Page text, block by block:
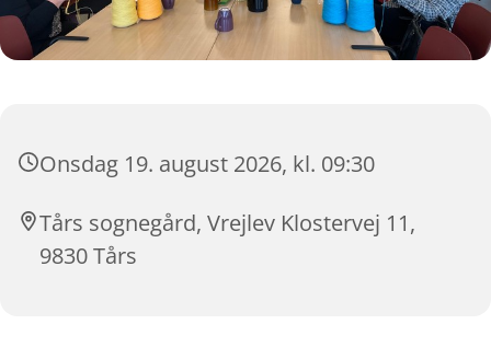
Onsdag 19. august 2026, kl. 09:30
Tårs sognegård, Vrejlev Klostervej 11,
9830 Tårs